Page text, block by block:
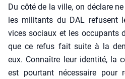
Du côté de la ville, on déclare
les mili­tants du DAL refusent
vices sociaux et les occu­pants
que ce refus fait suite à la
eux. Connaître leur iden­ti­té, la
est pour­tant néces­saire pour